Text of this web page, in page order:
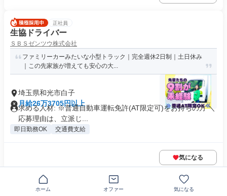
正社員
生協ドライバー
ＳＢＳゼンツウ株式会社
ファミリーカーみたいな小型トラック｜完全週休2日制｜土日休み
｜この先家族が増えても安心の大...
埼玉県和光市白子
月給26万3705円以上
求める人材: ※普通自動車運転免許(AT限定可)をお持ちの方 ＼
応募理由は、立派じ...
即日勤務OK 交通費支給
気になる
カゴ台車の地場配送ドライバー
ホーム オファー 気になる